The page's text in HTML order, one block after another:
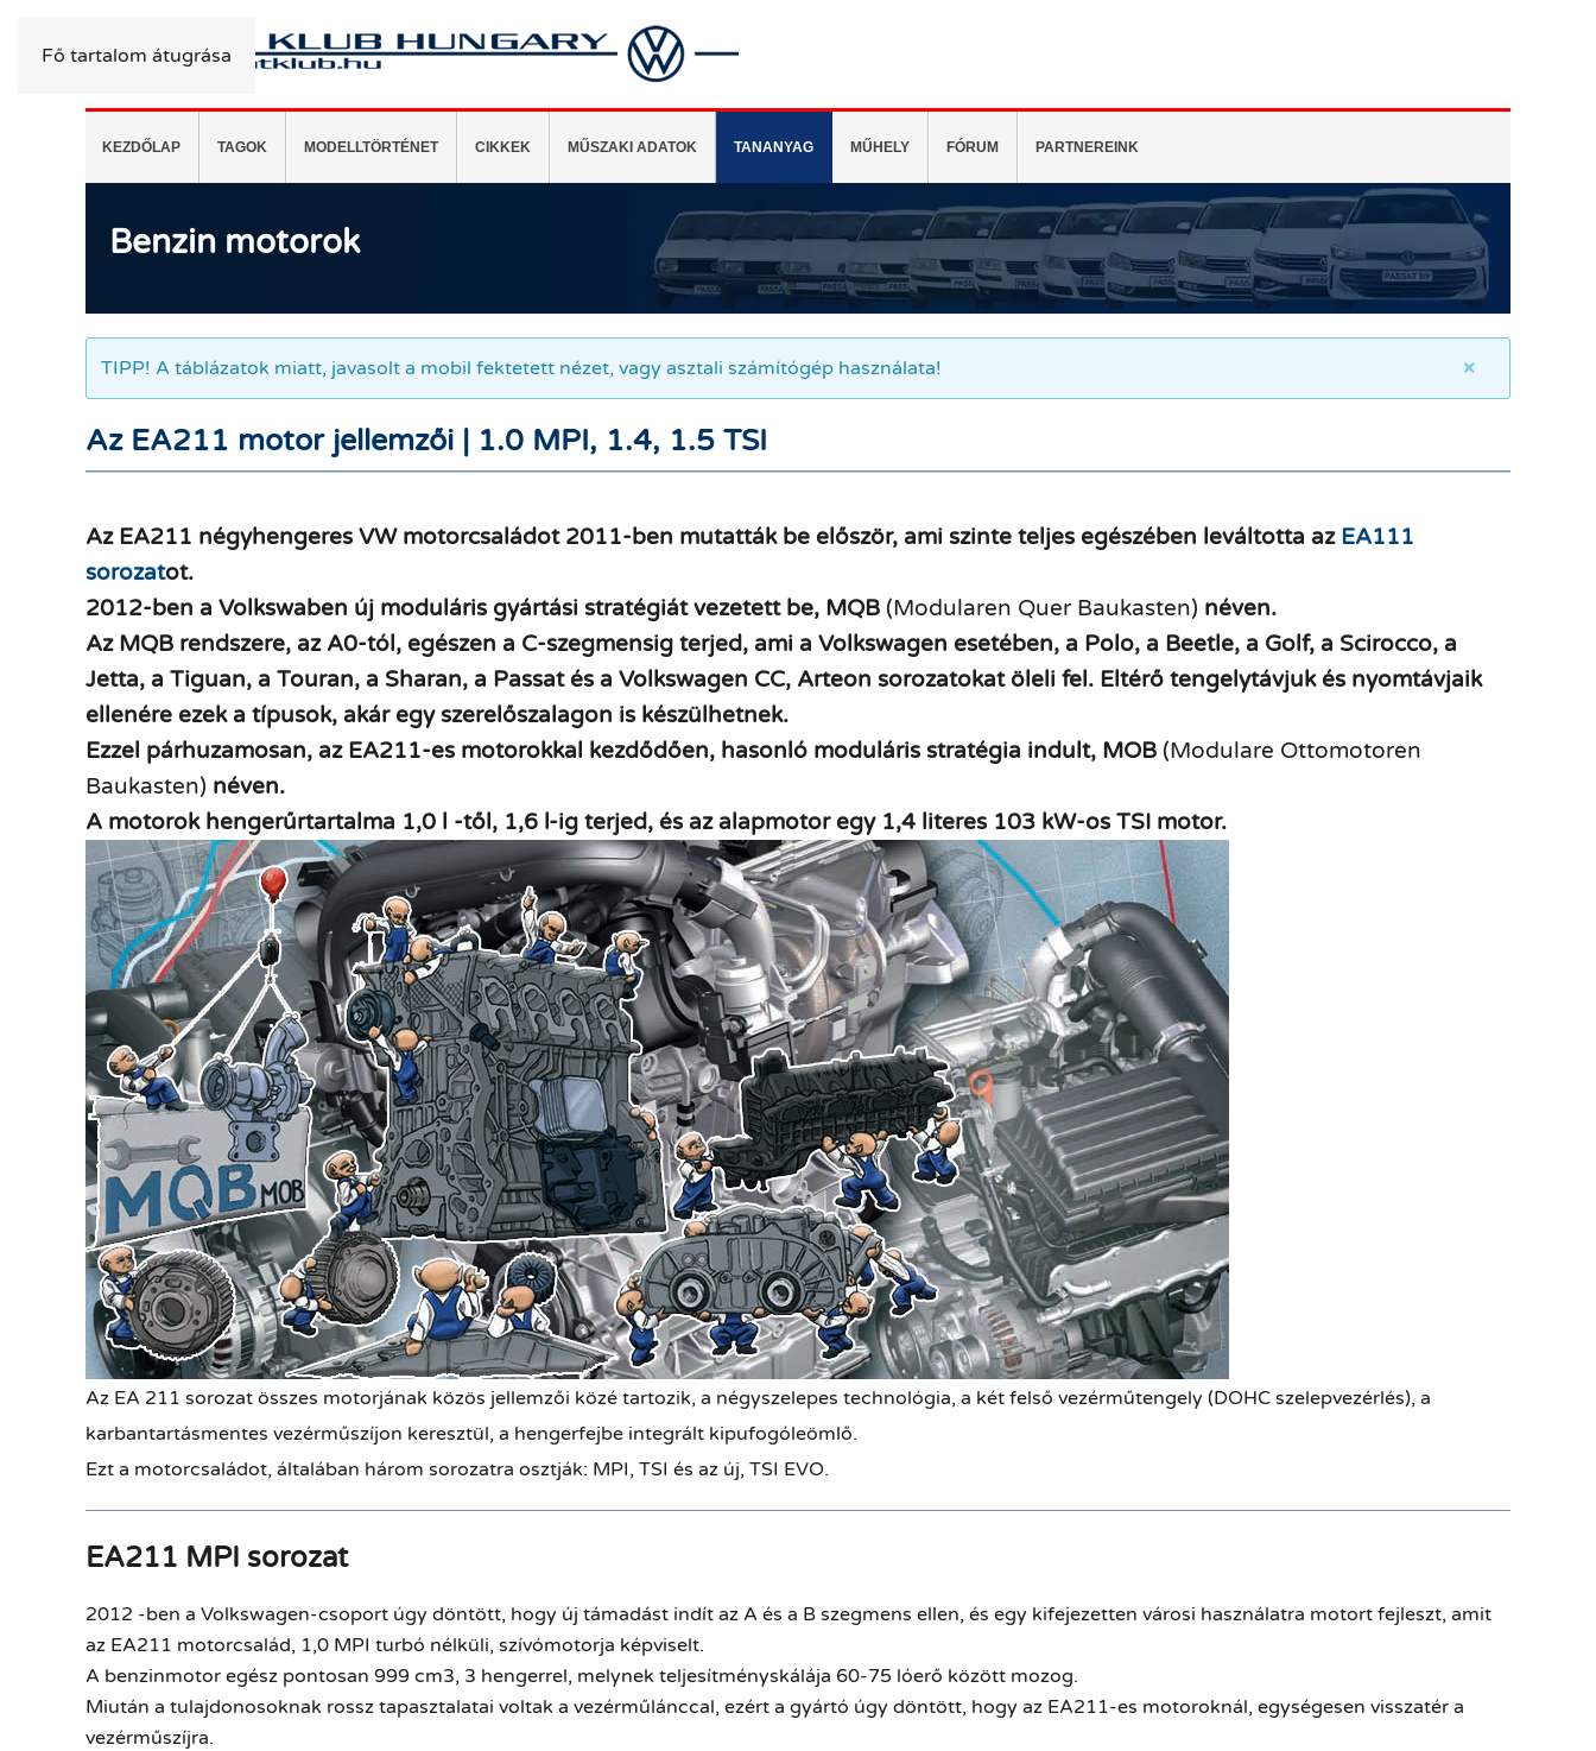
Fő tartalom átugrása
KEZDŐLAP TAGOK MODELLTÖRTÉNET CIKKEK MŰSZAKI ADATOK TANANYAG MŰHELY FÓRUM PARTNEREINK
Benzin motorok
TIPP! A táblázatok miatt, javasolt a mobil fektetett nézet, vagy asztali számítógép használata! ×
Benzin motorok
Az EA211 motor jellemzői | 1.0 MPI, 1.4, 1.5 TSI
Az EA211 négyhengeres VW motorcsaládot 2011-ben mutatták be először, ami szinte teljes egészében leváltotta az EA111
sorozatot.
2012-ben a Volkswaben új moduláris gyártási stratégiát vezetett be, MQB (Modularen Quer Baukasten) néven.
Az MQB rendszere, az A0-tól, egészen a C-szegmensig terjed, ami a Volkswagen esetében, a Polo, a Beetle, a Golf, a Scirocco, a
Jetta, a Tiguan, a Touran, a Sharan, a Passat és a Volkswagen CC, Arteon sorozatokat öleli fel. Eltérő tengelytávjuk és nyomtávjaik
ellenére ezek a típusok, akár egy szerelőszalagon is készülhetnek.
Ezzel párhuzamosan, az EA211-es motorokkal kezdődően, hasonló moduláris stratégia indult, MOB (Modulare Ottomotoren
Baukasten) néven.
A motorok hengerűrtartalma 1,0 l -től, 1,6 l-ig terjed, és az alapmotor egy 1,4 literes 103 kW-os TSI motor.
Az EA 211 sorozat összes motorjának közös jellemzői közé tartozik, a négyszelepes technológia, a két felső vezérműtengely (DOHC szelepvezérlés), a
karbantartásmentes vezérműszíjon keresztül, a hengerfejbe integrált kipufogóleömlő.
Ezt a motorcsaládot, általában három sorozatra osztják: MPI, TSI és az új, TSI EVO.
EA211 MPI sorozat
2012 -ben a Volkswagen-csoport úgy döntött, hogy új támadást indít az A és a B szegmens ellen, és egy kifejezetten városi használatra motort fejleszt, amit
az EA211 motorcsalád, 1,0 MPI turbó nélküli, szívómotorja képviselt.
A benzinmotor egész pontosan 999 cm3, 3 hengerrel, melynek teljesítményskálája 60-75 lóerő között mozog.
Miután a tulajdonosoknak rossz tapasztalatai voltak a vezérműlánccal, ezért a gyártó úgy döntött, hogy az EA211-es motoroknál, egységesen visszatér a
vezérműszíjra.